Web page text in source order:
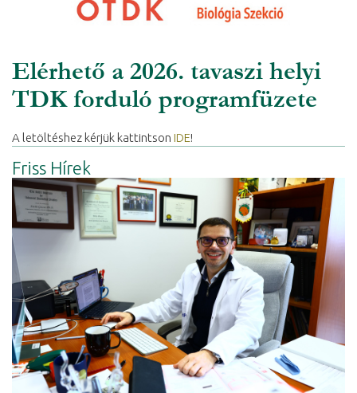
Elérhető a 2026. tavaszi helyi
TDK forduló programfüzete
A letöltéshez kérjük kattintson IDE!
Friss Hírek